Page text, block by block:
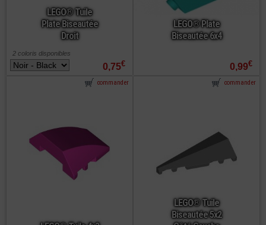
LEGO® Tuile
Plate Biseautée
Droit
0,75€
2 coloris disponibles
LEGO® Plate
Biseautée 6x4
0,99€
commander
LEGO® Tuile
Biseautée 5x2
commander